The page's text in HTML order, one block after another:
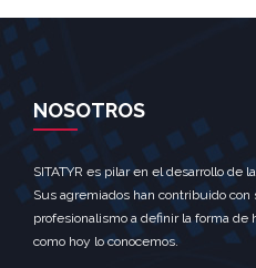
NOSOTROS
SITATYR es pilar en el desarrollo de
Sus agremiados han contribuido
profesionalismo a definir la forma de
como hoy lo conocemos.